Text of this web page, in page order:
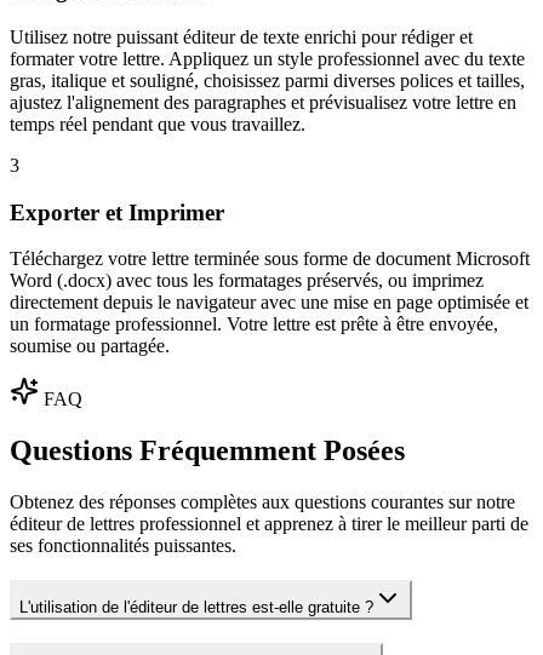
Utilisez notre puissant éditeur de texte enrichi pour rédiger et
formater votre lettre. Appliquez un style professionnel avec du texte
gras, italique et souligné, choisissez parmi diverses polices et tailles,
ajustez l'alignement des paragraphes et prévisualisez votre lettre en
temps réel pendant que vous travaillez.
3
Exporter et Imprimer
Téléchargez votre lettre terminée sous forme de document Microsoft
Word (.docx) avec tous les formatages préservés, ou imprimez
directement depuis le navigateur avec une mise en page optimisée et
un formatage professionnel. Votre lettre est prête à être envoyée,
soumise ou partagée.
FAQ
Questions Fréquemment Posées
Obtenez des réponses complètes aux questions courantes sur notre
éditeur de lettres professionnel et apprenez à tirer le meilleur parti de
ses fonctionnalités puissantes.
L'utilisation de l'éditeur de lettres est-elle gratuite ?